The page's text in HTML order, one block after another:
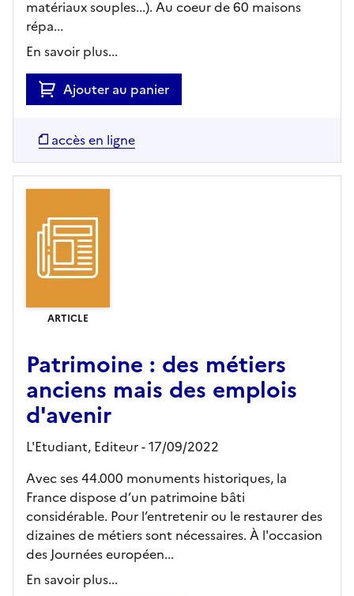
matériaux souples...). Au coeur de 60 maisons
répa...
En savoir plus...
Ajouter au panier
accès en ligne
ARTICLE
Patrimoine : des métiers
anciens mais des emplois
d'avenir
L'Etudiant, Editeur- 17/09/2022
Avec ses 44.000 monuments historiques, la
France dispose d’un patrimoine bâti
considérable. Pour l’entretenir ou le restaurer des
dizaines de métiers sont nécessaires. À l'occasion
des Journées européen...
En savoir plus...